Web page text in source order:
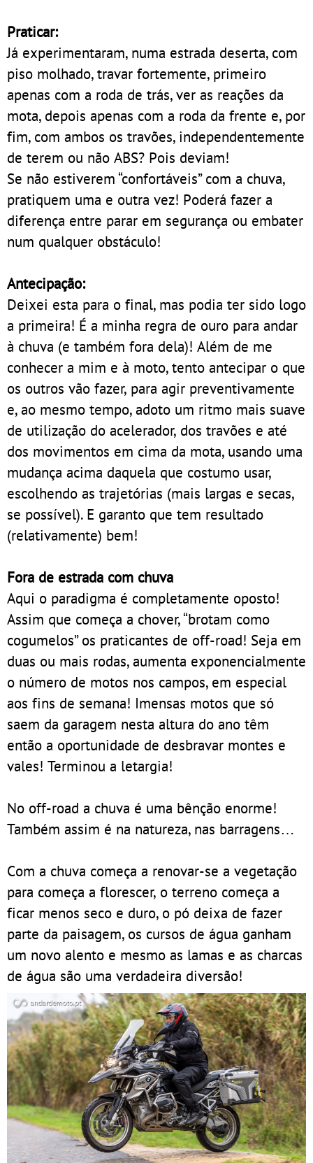
Praticar:
Já experimentaram, numa estrada deserta, com
piso molhado, travar fortemente, primeiro
apenas com a roda de trás, ver as reações da
mota, depois apenas com a roda da frente e, por
fim, com ambos os travões, independentemente
de terem ou não ABS? Pois deviam!
Se não estiverem “confortáveis” com a chuva,
pratiquem uma e outra vez! Poderá fazer a
diferença entre parar em segurança ou embater
num qualquer obstáculo!
Antecipação:
Deixei esta para o final, mas podia ter sido logo
a primeira! É a minha regra de ouro para andar
à chuva (e também fora dela)! Além de me
conhecer a mim e à moto, tento antecipar o que
os outros vão fazer, para agir preventivamente
e, ao mesmo tempo, adoto um ritmo mais suave
de utilização do acelerador, dos travões e até
dos movimentos em cima da mota, usando uma
mudança acima daquela que costumo usar,
escolhendo as trajetórias (mais largas e secas,
se possível). E garanto que tem resultado
(relativamente) bem!
Fora de estrada com chuva
Aqui o paradigma é completamente oposto!
Assim que começa a chover, “brotam como
cogumelos” os praticantes de off-road! Seja em
duas ou mais rodas, aumenta exponencialmente
o número de motos nos campos, em especial
aos fins de semana! Imensas motos que só
saem da garagem nesta altura do ano têm
então a oportunidade de desbravar montes e
vales! Terminou a letargia!
No off-road a chuva é uma bênção enorme!
Também assim é na natureza, nas barragens…
Com a chuva começa a renovar-se a vegetação
para começa a florescer, o terreno começa a
ficar menos seco e duro, o pó deixa de fazer
parte da paisagem, os cursos de água ganham
um novo alento e mesmo as lamas e as charcas
de água são uma verdadeira diversão!